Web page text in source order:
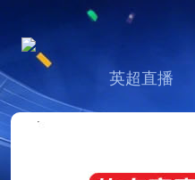
英超直播